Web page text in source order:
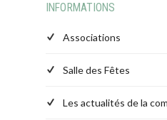
INFORMATIONS
Associations
Salle des Fêtes
Les actualités de la